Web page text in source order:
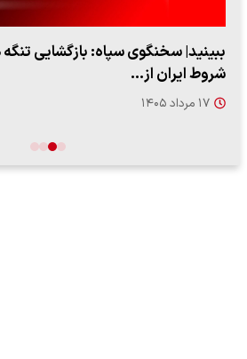
ببینید| سخنگوی سپاه: بازگشایی
شروط ایران از…
۱۷ مرداد ۱۴۰۵